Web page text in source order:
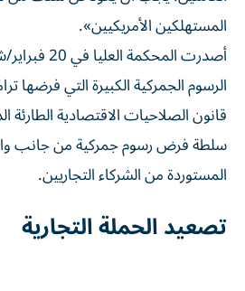
المستهلكين الأمريكيين».
أصدرت
الرسوم الجمركية الكبيرة التي
قانون الصلاحيات الاقتصادية الطارئة
سلطة فرض رسوم جمركية من جانب
المستوردة من ‌الشركاء التجاريين.
تصعيد الحملة التجارية